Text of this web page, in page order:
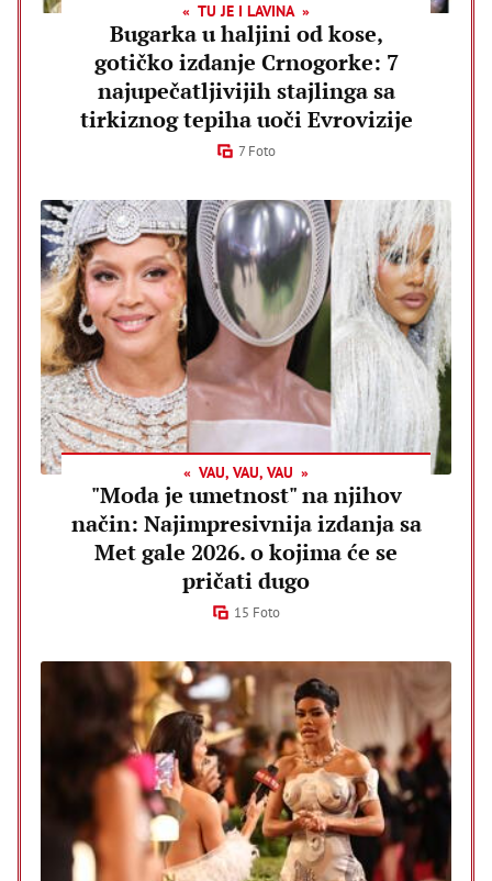
TU JE I LAVINA
Bugarka u haljini od kose,
gotičko izdanje Crnogorke: 7
najupečatljivijih stajlinga sa
tirkiznog tepiha uoči Evrovizije
7 Foto
VAU, VAU, VAU
"Moda je umetnost" na njihov
način: Najimpresivnija izdanja sa
Met gale 2026. o kojima će se
pričati dugo
15 Foto